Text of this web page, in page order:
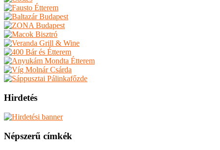
Hirdetés
Népszerű címkék